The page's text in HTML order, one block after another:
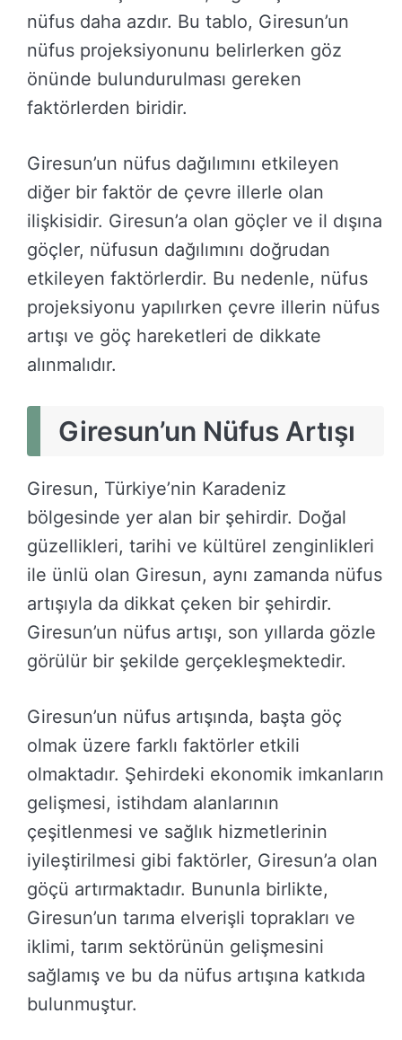
nüfus daha azdır. Bu tablo, Giresun’un
nüfus projeksiyonunu belirlerken göz
önünde bulundurulması gereken
faktörlerden biridir.
Giresun’un nüfus dağılımını etkileyen
diğer bir faktör de çevre illerle olan
ilişkisidir. Giresun’a olan göçler ve il dışına
göçler, nüfusun dağılımını doğrudan
etkileyen faktörlerdir. Bu nedenle, nüfus
projeksiyonu yapılırken çevre illerin nüfus
artışı ve göç hareketleri de dikkate
alınmalıdır.
Giresun’un Nüfus Artışı
Giresun, Türkiye’nin Karadeniz
bölgesinde yer alan bir şehirdir. Doğal
güzellikleri, tarihi ve kültürel zenginlikleri
ile ünlü olan Giresun, aynı zamanda nüfus
artışıyla da dikkat çeken bir şehirdir.
Giresun’un nüfus artışı, son yıllarda gözle
görülür bir şekilde gerçekleşmektedir.
Giresun’un nüfus artışında, başta göç
olmak üzere farklı faktörler etkili
olmaktadır. Şehirdeki ekonomik imkanların
gelişmesi, istihdam alanlarının
çeşitlenmesi ve sağlık hizmetlerinin
iyileştirilmesi gibi faktörler, Giresun’a olan
göçü artırmaktadır. Bununla birlikte,
Giresun’un tarıma elverişli toprakları ve
iklimi, tarım sektörünün gelişmesini
sağlamış ve bu da nüfus artışına katkıda
bulunmuştur.